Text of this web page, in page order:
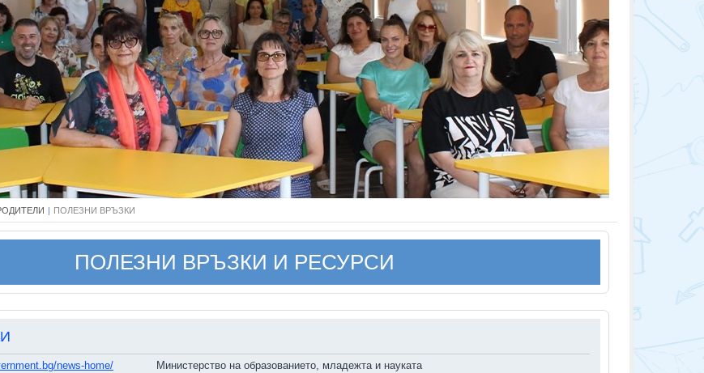
ПОЛЕЗНИ ВРЪЗКИ
ПОЛЕЗНИ ВРЪЗКИ И РЕСУРСИ
news-home/
Министерство на образованието, младежта и науката